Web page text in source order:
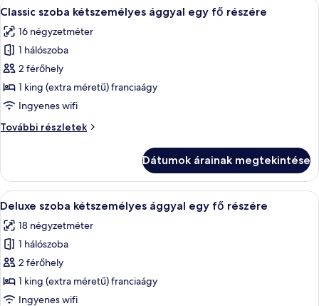
A
következő
szoba
összes
képének
megtekintése:
Classic
kétszemélyes
fő
részére
5
Classic szoba kétszemélyes ággyal egy fő részére
16 négyzetméter
1 hálószoba
2 férőhely
1 king (extra méretű) franciaágy
Ingyenes wifi
További részletek
Classic
egy
fő
részére
részletei
Dátumok árainak megtekintése
A
következő
szoba
összes
képének
megtekintése:
Deluxe
Egy modern szállodai szoba,
4
Deluxe szoba kétszemélyes ággyal egy fő részére
18 négyzetméter
1 hálószoba
2 férőhely
1 king (extra méretű) franciaágy
Ingyenes wifi